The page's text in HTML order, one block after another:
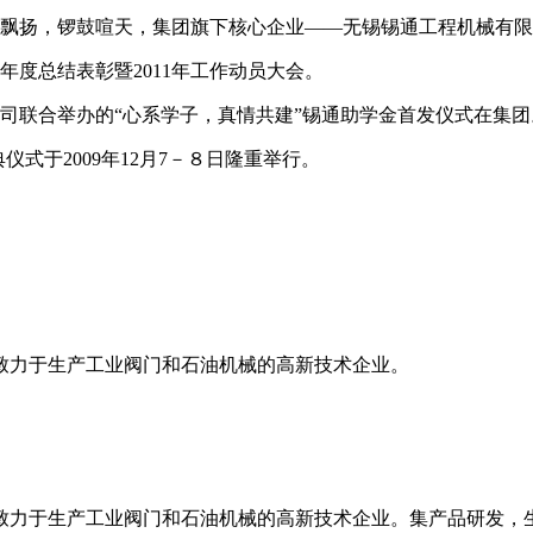
，锣鼓喧天，集团旗下核心企业——无锡锡通工程机械有限
总结表彰暨2011年工作动员大会。
合举办的“心系学子，真情共建”锡通助学金首发仪式在集
于2009年12月7－８日隆重举行。
于生产工业阀门和石油机械的高新技术企业。
于生产工业阀门和石油机械的高新技术企业。集产品研发